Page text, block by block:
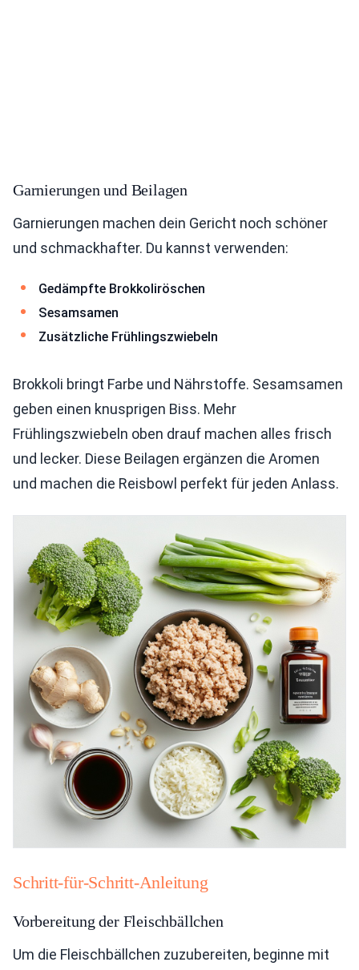
Garnierungen und Beilagen
Garnierungen machen dein Gericht noch schöner
und schmackhafter. Du kannst verwenden:
Gedämpfte Brokkoliröschen
Sesamsamen
Zusätzliche Frühlingszwiebeln
Brokkoli bringt Farbe und Nährstoffe. Sesamsamen
geben einen knusprigen Biss. Mehr
Frühlingszwiebeln oben drauf machen alles frisch
und lecker. Diese Beilagen ergänzen die Aromen
und machen die Reisbowl perfekt für jeden Anlass.
Schritt-für-Schritt-Anleitung
Vorbereitung der Fleischbällchen
Um die Fleischbällchen zuzubereiten, beginne mit